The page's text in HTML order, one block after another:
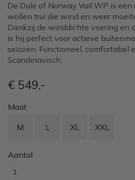
De Dale of Norway Vail WP is een
wollen trui die wind en weer
Dankzij de winddichte voering en
is hij perfect voor actieve
seizoen. Functioneel, comfortabel
Scandinavisch.
€ 549,-
Maat
M L XL XXL
Aantal